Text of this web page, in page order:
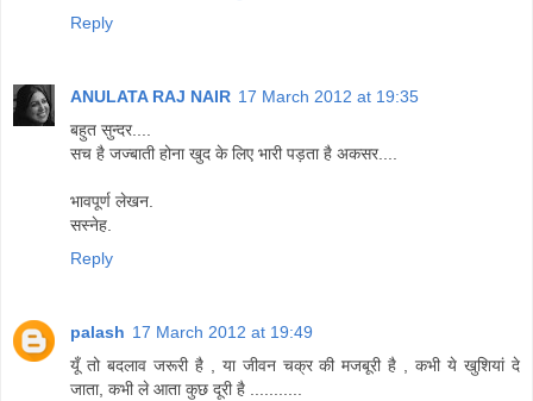
Reply
ANULATA RAJ NAIR 17 March 2012 at 19:35
बहुत सुन्दर....
सच है जज्बाती होना खुद के लिए भारी पड़ता है अकसर....
भावपूर्ण लेखन.
सस्नेह.
Reply
palash 17 March 2012 at 19:49
यूँ तो बदलाव जरूरी है , या जीवन चक्र की मजबूरी है , कभी ये खुशियां दे
जाता, कभी ले आता कुछ दूरी है ...........